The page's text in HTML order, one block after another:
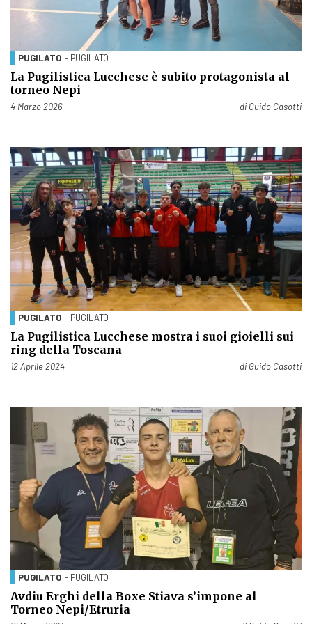
PUGILATO - PUGILATO
La Pugilistica Lucchese è subito protagonista al
torneo Nepi
Pubblicato il
4 Marzo 2026 di Guido Casotti
PUGILATO - PUGILATO
La Pugilistica Lucchese mostra i suoi gioielli sui
ring della Toscana
Pubblicato il
12 Aprile 2024 di Guido Casotti
PUGILATO - PUGILATO
Avdiu Erghi della Boxe Stiava s’impone al
Torneo Nepi/Etruria